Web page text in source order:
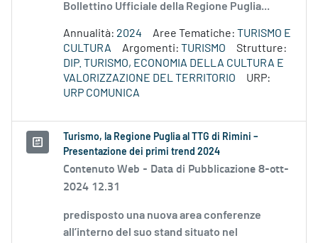
Bollettino Ufficiale della Regione Puglia...
Annualità: 2024 Aree Tematiche: TURISMO E
CULTURA
Argomenti: TURISMO
Strutture:
DIP. TURISMO, ECONOMIA DELLA CULTURA E
VALORIZZAZIONE DEL TERRITORIO
URP:
URP COMUNICA
Turismo, la Regione Puglia al TTG di Rimini –
Presentazione dei primi trend 2024
Contenuto Web - Data di Pubblicazione 8-ott-
2024 12.31
predisposto una nuova area conferenze
all’interno del suo stand situato nel